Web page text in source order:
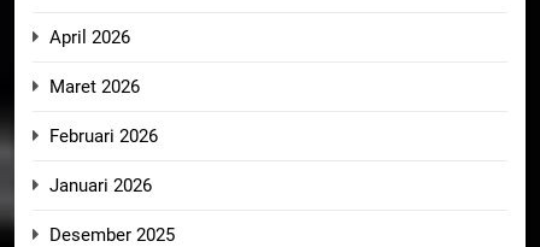
April 2026
Maret 2026
Februari 2026
Januari 2026
Desember 2025